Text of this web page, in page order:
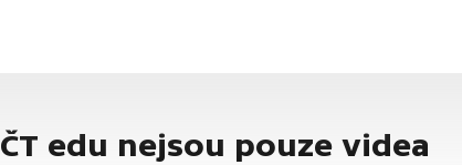
ČT edu nejsou pouze videa